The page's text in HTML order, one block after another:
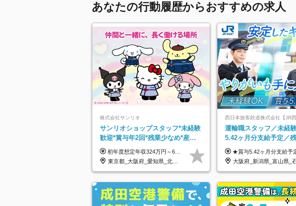
あなたの行動履歴からおすすめの求人
株式会社サンリオ
サンリオショップスタッフ*未経験
歓迎*賞与年2回*残業少なめ*産育
休取得実績豊富*可愛い制服*社割
有
初年度想定年収324万円～690万円！ ◆全国一律 月給230,000円～＋賞与＋通勤手当＋役職手当＋時間外手当 《手当充実！》 ＊昇給/年1回 ＊賞与/年2回（7月/12月） ＊通勤手当：交通費支給（規定あり） ＊時間外手当 ＊販売職手当 ＊役職手当 《キャリアパス》 ▼店長（32歳）／年収400万円 ▼トレーナー（37歳）／年収500万円 ▼SV（40歳）／年収570万円 ※SVとして活躍された場合、574万円以上に昇給も目指せます。 日頃のお店での頑張りをしっかり評価する体制を整えており、 ご自身の努力次第で昇給する制度を用意しています！ 《ゆくゆくは・・・》 ■店舗スタッフをとりまとめ、お店づくりを主体で行う店長へ ■複数店舗を統括するトレーナーへとキャリアアップ ■様々な規模の店舗を経験しSVとして活躍した後は、本社の教育担当や店舗支援を担う本部スタッフとして活躍いただけます。 ※経験・能力を考慮の上、当社規定により優遇いたします。 ※入社日から6カ月間の試用期間あり。その間の待遇に差異はありません。
東京都_大阪府_愛知県_北海道_栃木県_静岡県_兵庫県_京都府_福岡県
西日本旅客鉄道株式会社【JR西
運輸職スタッフ／未経
5.42ヶ月分支給予定／
／年休119日+有給平均
★賞与5.42ヶ月分支給予定あり！ （大卒以上）月給24万1,692円～39万5,780円＋各種手当＋賞与2回 （高卒以上）月給22万2,662円～39万5,780円＋各種手当＋賞与2回 ※上記は2025年度新卒支払額（京阪神地区）となります ※勤務地・学歴で異なり、ご経験・能力等をふまえた金額を加算します ※残業代は別途全額支給します ※当社規程に基づき決定します ※試用期間あり（3ヶ月／待遇に変更はありません） ※基本給以外の諸手当として扶養・職務・時間外・通勤手当等を支給します ※京阪神地区以外の勤務地の場合 月給（大卒）23万0,706円～／月給（高卒）
大阪府_新潟県_富山県_石川県_福井県_三重県_兵庫県_京都府_滋賀県_奈良県_和歌山県_広島県_岡山県_鳥取県_島根県_山口県_